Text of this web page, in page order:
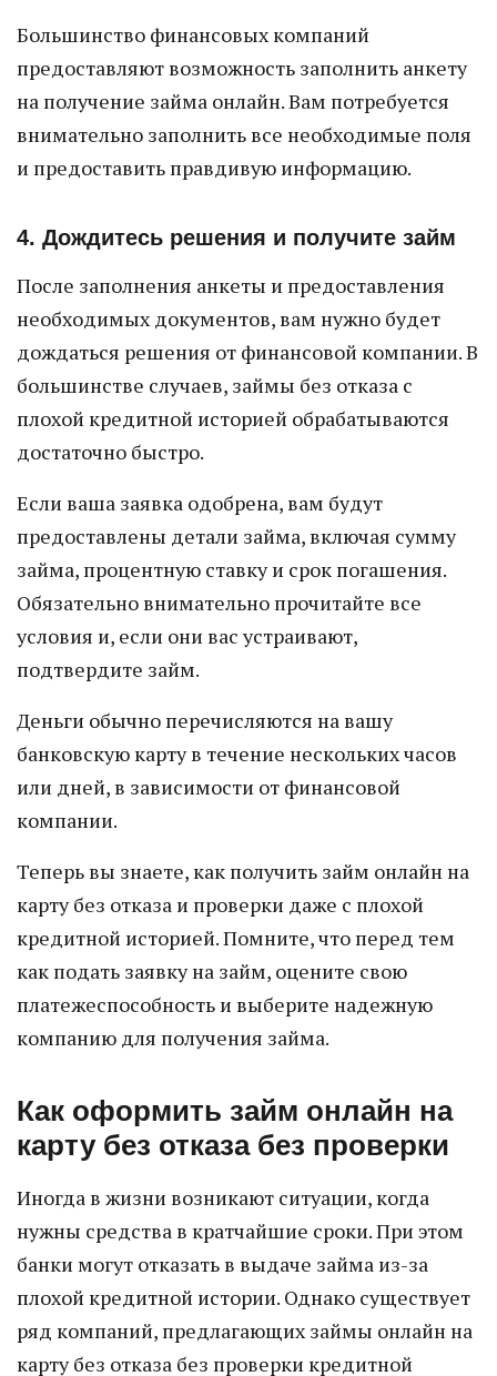
Большинство финансовых компаний
предоставляют возможность заполнить анкету
на получение займа онлайн. Вам потребуется
внимательно заполнить все необходимые поля
и предоставить правдивую информацию.
4. Дождитесь решения и получите займ
После заполнения анкеты и предоставления
необходимых документов, вам нужно будет
дождаться решения от финансовой компании. В
большинстве случаев, займы без отказа с
плохой кредитной историей обрабатываются
достаточно быстро.
Если ваша заявка одобрена, вам будут
предоставлены детали займа, включая сумму
займа, процентную ставку и срок погашения.
Обязательно внимательно прочитайте все
условия и, если они вас устраивают,
подтвердите займ.
Деньги обычно перечисляются на вашу
банковскую карту в течение нескольких часов
или дней, в зависимости от финансовой
компании.
Теперь вы знаете, как получить займ онлайн на
карту без отказа и проверки даже с плохой
кредитной историей. Помните, что перед тем
как подать заявку на займ, оцените свою
платежеспособность и выберите надежную
компанию для получения займа.
Как оформить займ онлайн на
карту без отказа без проверки
Иногда в жизни возникают ситуации, когда
нужны средства в кратчайшие сроки. При этом
банки могут отказать в выдаче займа из-за
плохой кредитной истории. Однако существует
ряд компаний, предлагающих займы онлайн на
карту без отказа без проверки кредитной